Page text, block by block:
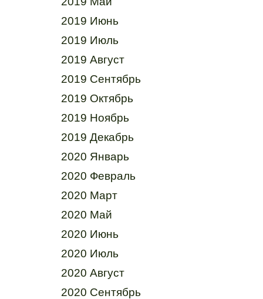
2019 Июнь
2019 Июль
2019 Август
2019 Сентябрь
2019 Октябрь
2019 Ноябрь
2019 Декабрь
2020 Январь
2020 Февраль
2020 Март
2020 Май
2020 Июнь
2020 Июль
2020 Август
2020 Сентябрь